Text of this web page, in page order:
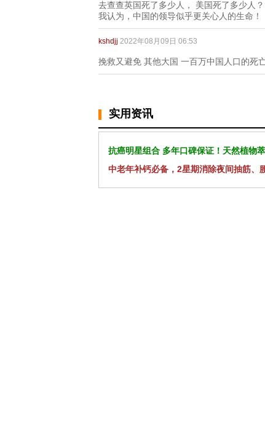
去查查英国死了多少人， 美国死了多少人
我认为，中国的领导似乎更关心人的生命！
kshdjj 2022年08月09日 06:53
挽救又避免 其他大国 一百万中国人口的死亡
实用资讯
抗癌明星组合 多年口碑保证！天然植物
中老年补钙必备，2星期消除夜间抽筋、